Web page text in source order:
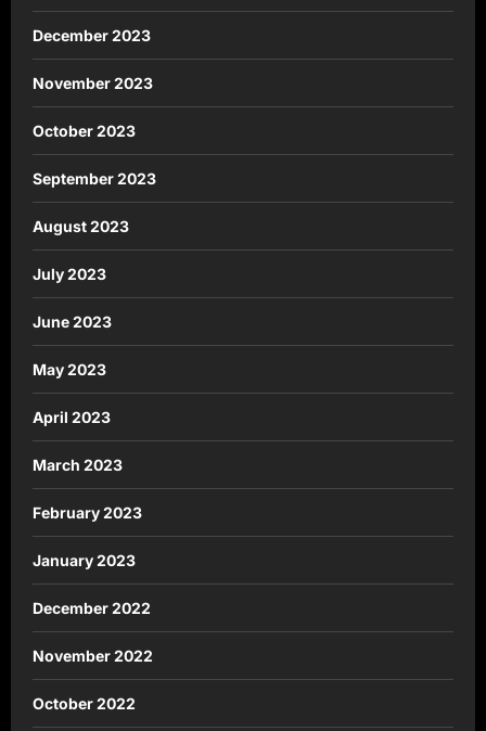
December 2023
November 2023
October 2023
September 2023
August 2023
July 2023
June 2023
May 2023
April 2023
March 2023
February 2023
January 2023
December 2022
November 2022
October 2022